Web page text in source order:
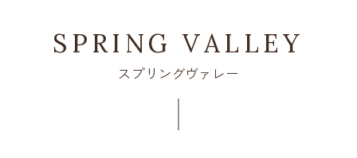
SPRING VALLEY
スプリングヴァレー